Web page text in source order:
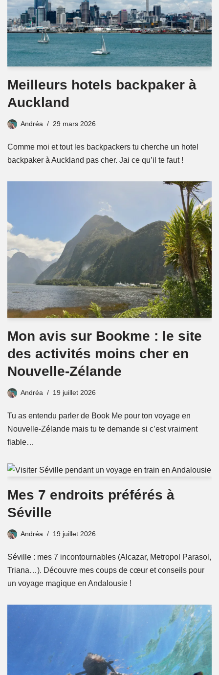
Meilleurs hotels backpaker à
Auckland
Andréa 29 mars 2026
Comme moi et tout les backpackers tu cherche un hotel
backpaker à Auckland pas cher. Jai ce qu’il te faut !
Mon avis sur Bookme : le site
des activités moins cher en
Nouvelle-Zélande
Andréa 19 juillet 2026
Tu as entendu parler de Book Me pour ton voyage en
Nouvelle-Zélande mais tu te demande si c’est vraiment
fiable…
Mes 7 endroits préférés à
Séville
Andréa 19 juillet 2026
Séville : mes 7 incontournables (Alcazar, Metropol Parasol,
Triana…). Découvre mes coups de cœur et conseils pour
un voyage magique en Andalousie !